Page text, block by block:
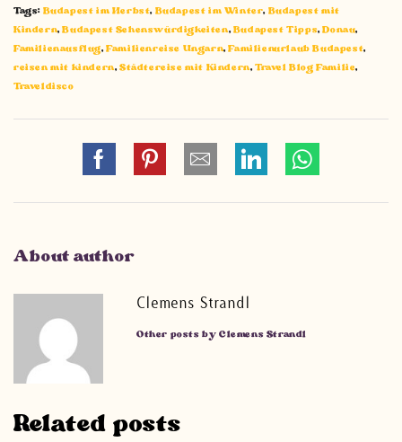
Tags: Budapest im Herbst, Budapest im Winter, Budapest mit
Kindern,Budapest Sehenswürdigkeiten, Budapest Tipps,Donau,
Familienausflug,Familienreise Ungarn,Familienurlaub Budapest,
reisen mit kindern,Städtereise mit Kindern,Travel Blog Familie,
Traveldisco
About author
Clemens Strandl
Other posts by Clemens Strandl
Related posts